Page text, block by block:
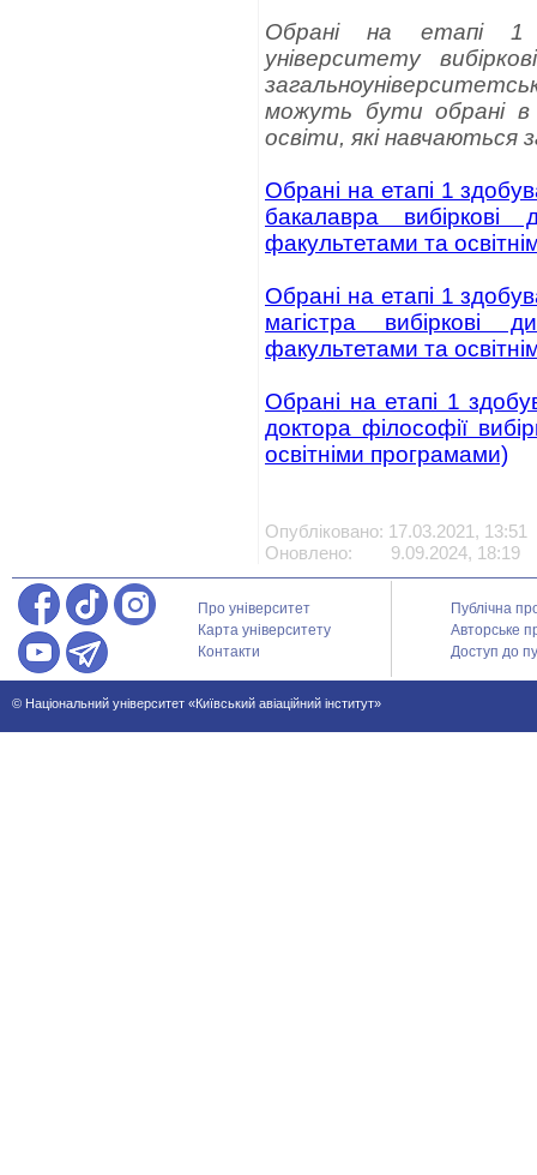
Обрані на етапі 1
університету
можуть бути обрані в
освіти, які навчаються
Обрані на етапі 1
бакалавра
факультетами та
Обрані на етапі 1
магістра
факультетами та
Обрані на етапі 1
доктора філософії
освітніми програмами)
Опубліковано: 17.03.2021, 13:51
Оновлено: 9.09.2024, 18:19
Про університет
Карта університету
Контакти
Публічна
Авторське
Доступ до
© Національний університет «Київський авіаційний інститут»